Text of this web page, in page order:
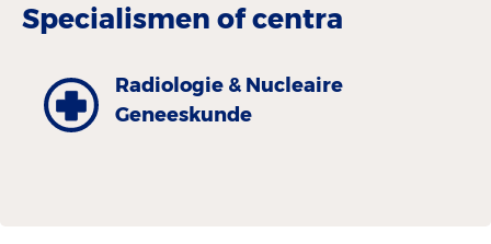
Specialismen of centra
Radiologie & Nucleaire
Geneeskunde